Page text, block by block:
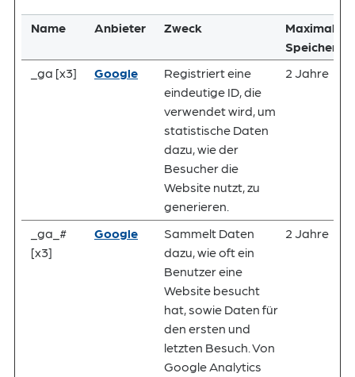
Name Anbieter Zweck
Maximale
_ga [x3]
Google
Registriert eine
eindeutige ID, die
verwendet wird, um
statistische Daten
dazu, wie der
Besucher die
Website nutzt, zu
generieren.
2 Jahre
_ga_#
[x3]
Google
Sammelt Daten
dazu, wie oft ein
Benutzer eine
Website besucht
hat, sowie Daten für
den ersten und
letzten Besuch. Von
Google Analytics
2 Jahre